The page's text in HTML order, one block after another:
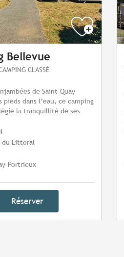
Bellevue
CLASSÉ
de Saint-Quay-
pieds dans l’eau, ce camping
la tranquillité de ses
du Littoral
Portrieux
Réserver